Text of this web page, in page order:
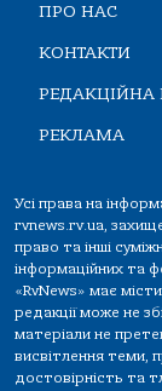
ПРО НАС
КОНТАКТИ
РЕДАКЦІЙНА
РЕКЛАМА
Усі права на
rvnews.rv.ua,
право та інші
інформаційних та
«RvNews» має
редакції може не
матеріали не
висвітлення теми,
достовірність та